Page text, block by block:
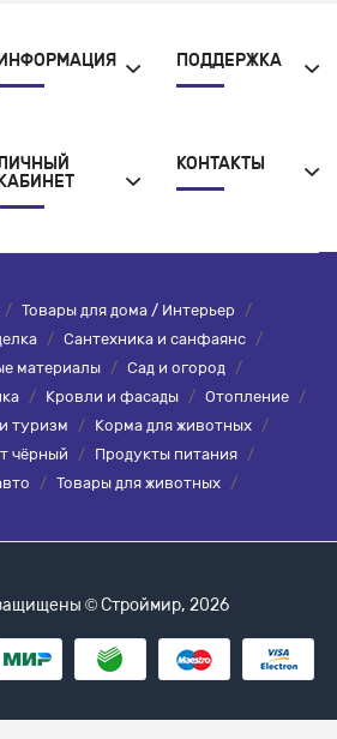
ИНФОРМАЦИЯ ПОДДЕРЖКА
КАБИНЕТ
КОНТАКТЫ
/ Товары для дома / Интерьер /
/ Сантехника и санфаянс /
материалы
/ Сад и огород
/
/ Кровли и фасады / Отопление
/
туризм / Корма для животных /
чёрный
/ Продукты питания /
/ Товары для животных /
© Строймир, 2026